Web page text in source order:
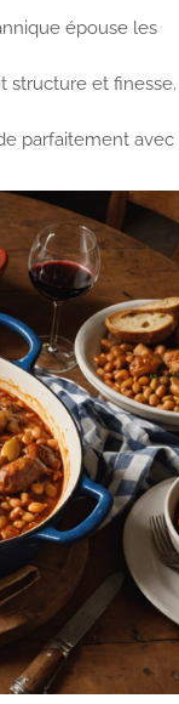
épouse les
structure et finesse.
parfaitement avec